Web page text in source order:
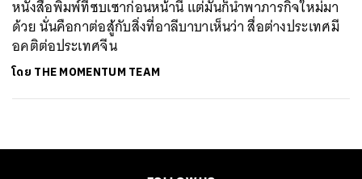
หนังสือพิมพ์ที่ซบเซาก่อนหน้านี้ แต่มันก็นำพาภารกิจใหม่มา
ด้วย นั่นคือกาต่อสู้กับสิ่งที่อาลีบาบาเห็นว่า สื่อต่างประเทศมี
อคติต่อประเทศจีน
โดย THE MOMENTUM TEAM